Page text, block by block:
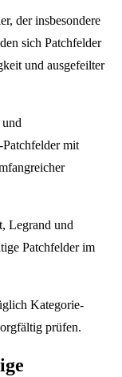
der insbesondere
sich Patchfelder
und ausgefeilter
mit
Legrand und
Patchfelder im
Kategorie-
prüfen.